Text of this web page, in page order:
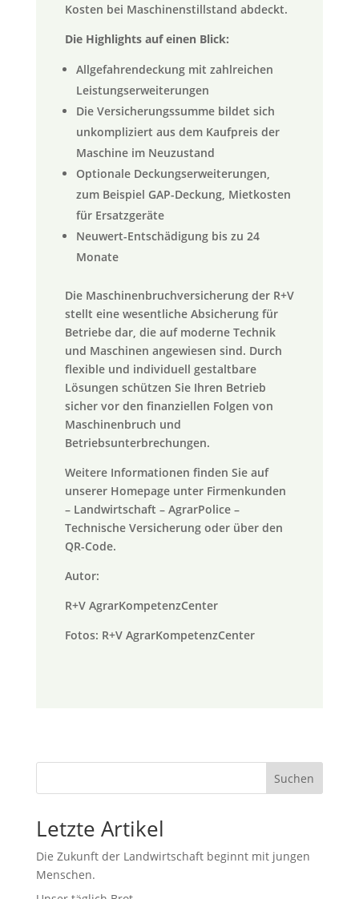
Kosten bei Maschinenstillstand abdeckt.
Die Highlights auf einen Blick:
Allgefahrendeckung mit zahlreichen
Leistungserweiterungen
Die Versicherungssumme bildet sich
unkompliziert aus dem Kaufpreis der
Maschine im Neuzustand
Optionale Deckungserweiterungen,
zum Beispiel GAP-Deckung, Mietkosten
für Ersatzgeräte
Neuwert-Entschädigung bis zu 24
Monate
Die Maschinenbruchversicherung der R+V
stellt eine wesentliche Absicherung für
Betriebe dar, die auf moderne Technik
und Maschinen angewiesen sind. Durch
flexible und individuell gestaltbare
Lösungen schützen Sie Ihren Betrieb
sicher vor den finanziellen Folgen von
Maschinenbruch und
Betriebsunterbrechungen.
Weitere Informationen finden Sie auf
unserer Homepage unter Firmenkunden
– Landwirtschaft – AgrarPolice –
Technische Versicherung oder über den
QR-Code.
Autor:
R+V AgrarKompetenzCenter
Fotos: R+V AgrarKompetenzCenter
Suchen
Letzte Artikel
Die Zukunft der Landwirtschaft beginnt mit jungen
Menschen.